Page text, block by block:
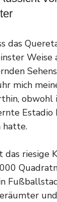
das
mich
obwohl
Estadio
hatte.
das riesige